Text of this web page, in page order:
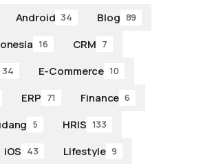
Android 34 Blog 89
16 CRM 7
34 E-Commerce 10
ERP 71 Finance 6
5 HRIS 133
iOS 43 Lifestyle 9